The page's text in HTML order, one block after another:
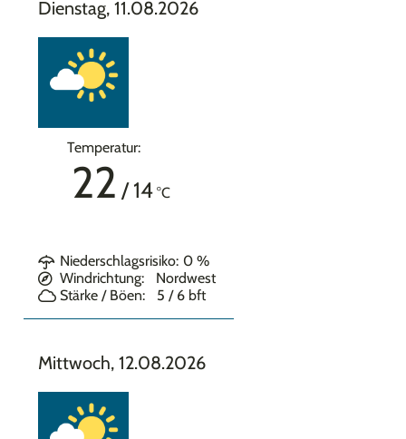
Dienstag, 11.08.2026
Temperatur:
22 /14 °C
Niederschlagsrisiko: 0 %
Stärke / Böen:
5 / 6 bft
Windrichtung: Nordwest
Mittwoch, 12.08.2026